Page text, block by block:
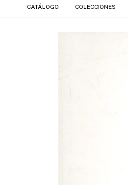
CATÁLOGO COLECCIONES